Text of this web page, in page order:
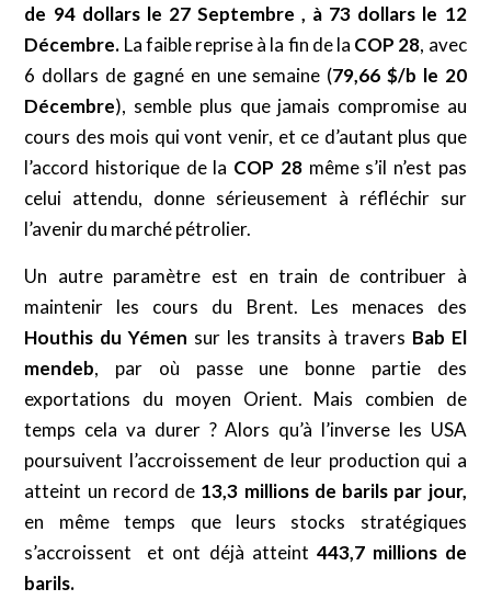
de 94 dollars le 27 Septembre , à 73 dollars le 12
Décembre. La faible reprise à la fin de la COP 28, avec
6 dollars de gagné en une semaine (79,66 $/b le 20
Décembre), semble plus que jamais compromise au
cours des mois qui vont venir, et ce d’autant plus que
l’accord historique de la COP 28même s’il n’est pas
celui attendu, donne sérieusement à réfléchir sur
l’avenir du marché pétrolier.
Un autre paramètre est en train de contribuer à
maintenir les cours du Brent. Les menaces des
Houthis du Yémen sur les transits à travers Bab El
mendeb, par où passe une bonne partie des
exportations du moyen Orient. Mais combien de
temps cela va durer ? Alors qu’à l’inverse les USA
poursuivent l’accroissement de leur production qui a
atteint un record de 13,3 millions de barils par jour,
en même temps que leurs stocks stratégiques
s’accroissent et ont déjà atteint 443,7 millions de
barils.